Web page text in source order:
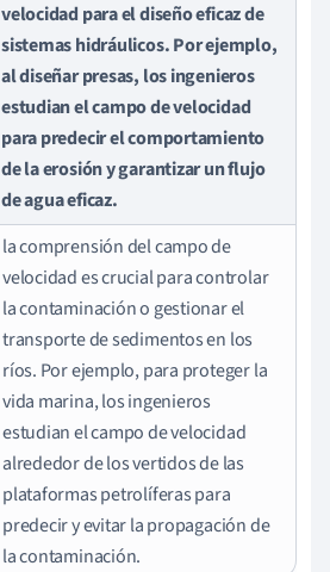
velocidad para el diseño eficaz de
sistemas hidráulicos. Por ejemplo,
al diseñar presas, los ingenieros
estudian el campo de velocidad
para predecir el comportamiento
de la erosión y garantizar un flujo
de agua eficaz.
la comprensión del campo de
velocidad es crucial para controlar
la contaminación o gestionar el
transporte de sedimentos en los
ríos. Por ejemplo, para proteger la
vida marina, los ingenieros
estudian el campo de velocidad
alrededor de los vertidos de las
plataformas petrolíferas para
predecir y evitar la propagación de
la contaminación.